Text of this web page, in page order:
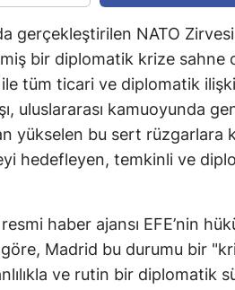
gerçekleştirilen NATO
bir diplomatik krize sahne
tüm ticari ve diplomatik
uluslararası kamuoyunda
yükselen bu sert rüzgarlara
hedefleyen, temkinli ve
haber ajansı EFE’nin
Madrid bu durumu bir
ve rutin bir diplomatik